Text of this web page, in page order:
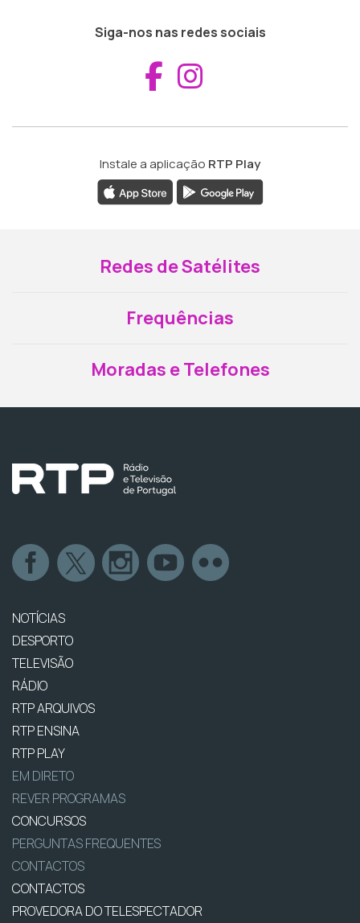
Siga-nos nas redes sociais
Aceder ao
Instale a aplicação RTP Play
Redes de Satélites
Frequências
Moradas e Telefones
NOTÍCIAS
DESPORTO
TELEVISÃO
RÁDIO
RTP ARQUIVOS
RTP ENSINA
RTP PLAY
EM DIRETO
REVER PROGRAMAS
CONCURSOS
PERGUNTAS FREQUENTES
CONTACTOS
CONTACTOS
PROVEDORA DO TELESPECTADOR